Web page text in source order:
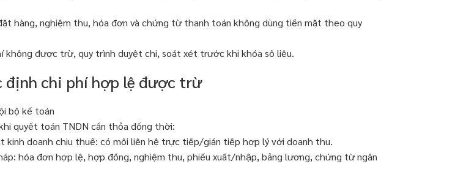
hàng, nghiệm thu, hóa đơn và chứng từ thanh toán không dùng tiền mặt theo quy
không được trừ, quy trình duyệt chi, soát xét trước khi khóa số liệu.
định chi phí hợp lệ được trừ
bộ kế toán
quyết toán TNDN cần thỏa đồng thời:
kinh doanh chịu thuế: có mối liên hệ trực tiếp/gián tiếp hợp lý với doanh thu.
hóa đơn hợp lệ, hợp đồng, nghiệm thu, phiếu xuất/nhập, bảng lương, chứng từ ngân